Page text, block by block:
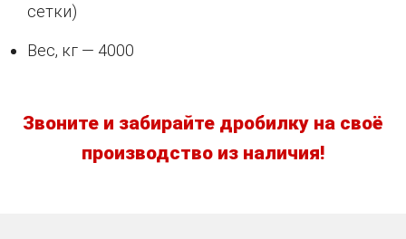
сетки)
Вес, кг — 4000
Звоните и забирайте дробилку на своё
производство из наличия!